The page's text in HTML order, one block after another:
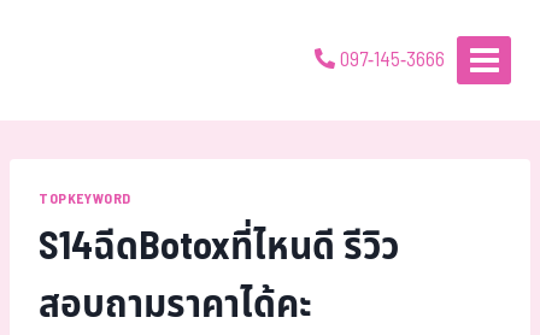
097-145-3666
TOPKEYWORD
S14ฉีดBotoxที่ไหนดี รีวิว
สอบถามราคาได้คะ